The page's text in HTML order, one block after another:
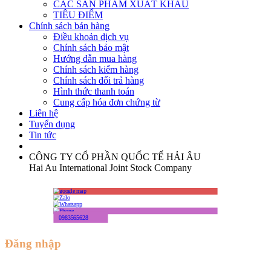
CÁC SẢN PHẨM XUẤT KHẨU
TIÊU ĐIỂM
Chính sách bán hàng
Điều khoản dịch vụ
Chính sách bảo mật
Hướng dẫn mua hàng
Chính sách kiểm hàng
Chính sách đổi trả hàng
Hình thức thanh toán
Cung cấp hóa đơn chứng từ
Liên hệ
Tuyển dụng
Tin tức
CÔNG TY CỔ PHẦN QUỐC TẾ HẢI ÂU
Hai Au International Joint Stock Company
0983565628
Đăng nhập